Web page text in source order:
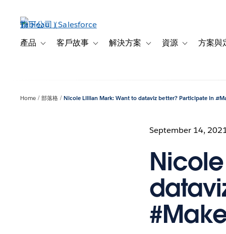
產品 Toggle sub-navigation for 產品
客戶故事 Toggle sub-navigation for 客戶故事
解決方案 Toggle sub-navigation for
資源 Toggle sub-
方案與
Home 部落格 Nicole Lillian Mark: Want to dataviz better? Participate in
September 14,